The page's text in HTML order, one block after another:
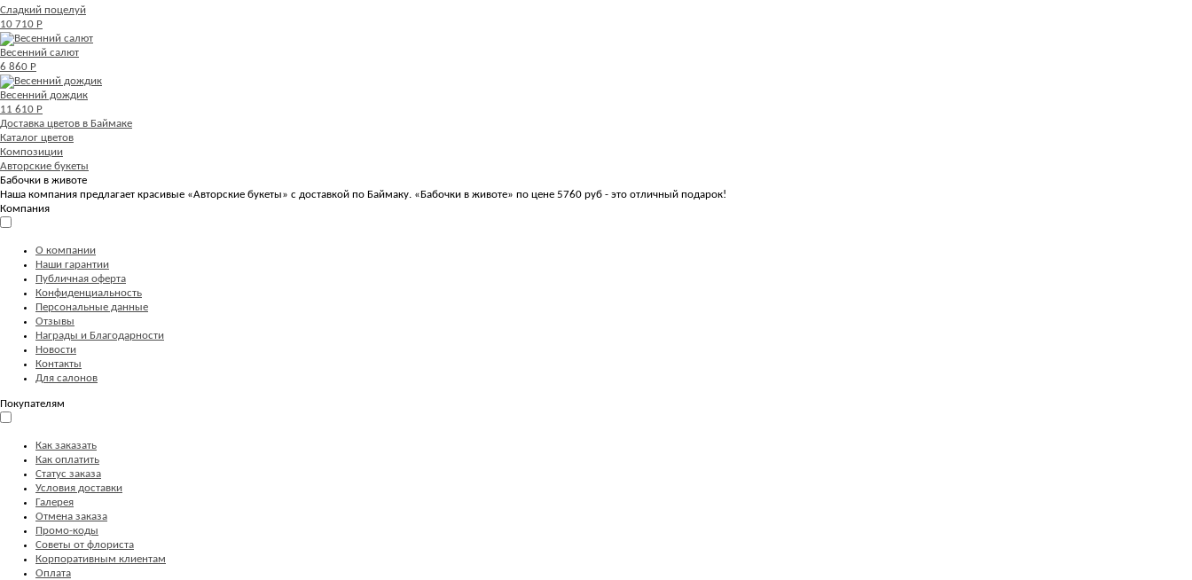
Сладкий поцелуй
10 710 Р
Весенний салют
6 860 Р
Весенний дождик
11 610 Р
Доставка цветов в Баймаке
Каталог цветов
Композиции
Авторские букеты
Бабочки в животе
Наша компания предлагает красивые «Авторские букеты» с доставкой по Баймаку. «Бабочки в животе» по цене 5760 руб - это отличный подарок!
Компания
О компании
Наши гарантии
Публичная оферта
Конфиденциальность
Персональные данные
Отзывы
Награды и Благодарности
Новости
Контакты
Для салонов
Покупателям
Как заказать
Как оплатить
Статус заказа
Условия доставки
Галерея
Отмена заказа
Промо-коды
Советы от флориста
Корпоративным клиентам
Оплата